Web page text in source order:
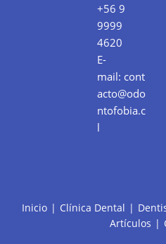
+56 9
9999
4620
E-
mail: cont
acto@odo
ntofobia.c
l
Inicio Clínica Dental
Artículos